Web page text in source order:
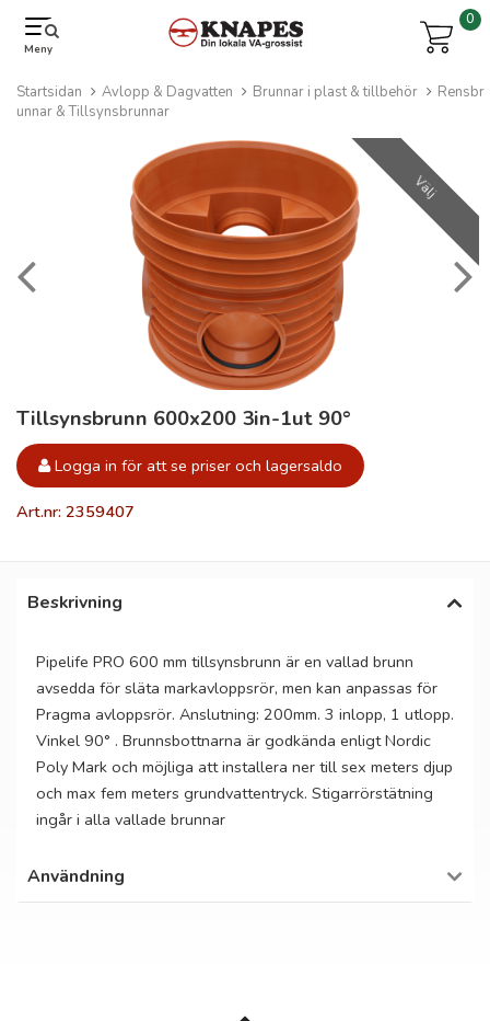
Meny
0
Startsidan Avlopp & Dagvatten Brunnar i plast & tillbehör
Rensbr
unnar & Tillsynsbrunnar
Välj
Tillsynsbrunn 600x200 3in-1ut 90°
Logga in för att se priser och lagersaldo
Art.nr: 2359407
Beskrivning
Pipelife PRO 600 mm tillsynsbrunn är en vallad brunn
avsedda för släta markavloppsrör, men kan anpassas för
Pragma avloppsrör. Anslutning: 200mm. 3 inlopp, 1 utlopp.
Vinkel 90° . Brunnsbottnarna är godkända enligt Nordic
Poly Mark och möjliga att installera ner till sex meters djup
och max fem meters grundvattentryck. Stigarrörstätning
ingår i alla vallade brunnar
Användning